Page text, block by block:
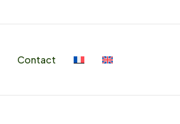
Contact